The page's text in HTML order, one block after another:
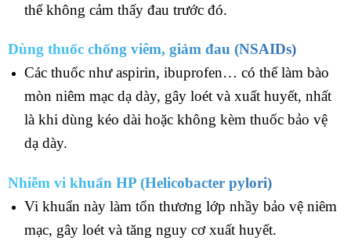
thể không cảm thấy đau trước đó.
Dùng thuốc chống viêm, giảm đau (NSAIDs)
Các thuốc như aspirin, ibuprofen… có thể làm bào
mòn niêm mạc dạ dày, gây loét và xuất huyết, nhất
là khi dùng kéo dài hoặc không kèm thuốc bảo vệ
dạ dày.
Nhiễm vi khuẩn HP (Helicobacter pylori)
Vi khuẩn này làm tổn thương lớp nhầy bảo vệ niêm
mạc, gây loét và tăng nguy cơ xuất huyết.